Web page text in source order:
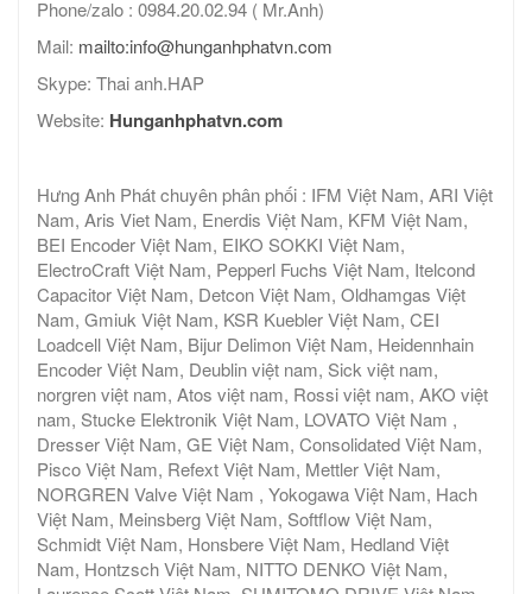
Phone/zalo : 0984.20.02.94 ( Mr.Anh)
Mail: mailto:info@hunganhphatvn.com
Skype: Thai anh.HAP
Website: Hunganhphatvn.com
Hưng Anh Phát chuyên phân phối : IFM Việt Nam, ARI Việt
Nam, Aris Viet Nam, Enerdis Việt Nam, KFM Việt Nam,
BEI Encoder Việt Nam, EIKO SOKKI Việt Nam,
ElectroCraft Việt Nam, Pepperl Fuchs Việt Nam, Itelcond
Capacitor Việt Nam, Detcon Việt Nam, Oldhamgas Việt
Nam, Gmiuk Việt Nam, KSR Kuebler Việt Nam, CEI
Loadcell Việt Nam, Bijur Delimon Việt Nam, Heidennhain
Encoder Việt Nam, Deublin việt nam, Sick việt nam,
norgren việt nam, Atos việt nam, Rossi việt nam, AKO việt
nam, Stucke Elektronik Việt Nam, LOVATO Việt Nam ,
Dresser Việt Nam, GE Việt Nam, Consolidated Việt Nam,
Pisco Việt Nam, Refext Việt Nam, Mettler Việt Nam,
NORGREN Valve Việt Nam , Yokogawa Việt Nam, Hach
Việt Nam, Meinsberg Việt Nam, Softflow Việt Nam,
Schmidt Việt Nam, Honsbere Việt Nam, Hedland Việt
Nam, Hontzsch Việt Nam, NITTO DENKO Việt Nam,